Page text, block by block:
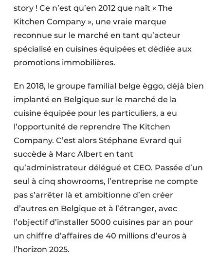
story ! Ce n’est qu’en 2012 que naît « The
Kitchen Company », une vraie marque
reconnue sur le marché en tant qu’acteur
spécialisé en cuisines équipées et dédiée aux
promotions immobilières.
En 2018, le groupe familial belge èggo, déjà bien
implanté en Belgique sur le marché de la
cuisine équipée pour les particuliers, a eu
l’opportunité de reprendre The Kitchen
Company. C’est alors Stéphane Evrard qui
succède à Marc Albert en tant
qu’administrateur délégué et CEO. Passée d’un
seul à cinq showrooms, l’entreprise ne compte
pas s’arrêter là et ambitionne d’en créer
d’autres en Belgique et à l’étranger, avec
l’objectif d’installer 5000 cuisines par an pour
un chiffre d’affaires de 40 millions d’euros à
l’horizon 2025.